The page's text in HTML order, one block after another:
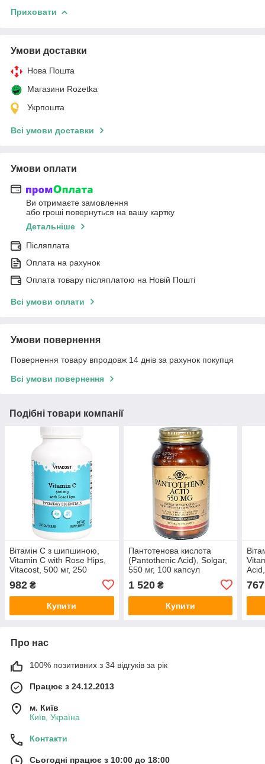
Приховати
Умови доставки
Нова Пошта
Магазини Rozetka
Укрпошта
Всі умови доставки
Умови оплати
Ви отримаєте замовлення
або гроші повернуться на вашу картку
Детальніше
Післяплата
Оплата на рахунок
Оплата товару післяплатою на Новій Пошті
Всі умови оплати
Умови повернення
Повернення товару впродовж 14 днів за рахунок покупця
Всі умови повернення
Подібні товари компанії
Вітамін C з шипшиною,
Vitamin C with Rose Hips,
Vitacost, 500 мг, 250
982 ₴
Купити
Пантотенова кислота
(Pantothenic Acid), Solgar,
550 мг, 100 капсул
1 520₴
Купити
767
Про нас
100% позитивних з 34 відгуків за рік
Працює з 24.12.2013
м. Київ
Київ, Україна
Контакти
Сьогодні працює з 10:00 до 18:00